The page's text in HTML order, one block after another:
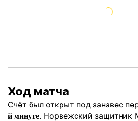
Ход матча
Счёт был открыт под занавес
й минуте. Норвежский защитник